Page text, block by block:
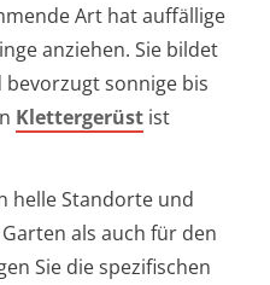
Art hat auffällige
anziehen. Sie bildet
bevorzugt sonnige bis
Klettergerüst ist
helle Standorte und
als auch für den
Sie die spezifischen